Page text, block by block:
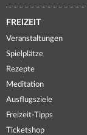
FREIZEIT
Veranstaltungen
Spielplätze
Rezepte
Meditation
Ausflugsziele
Freizeit-Tipps
Ticketshop